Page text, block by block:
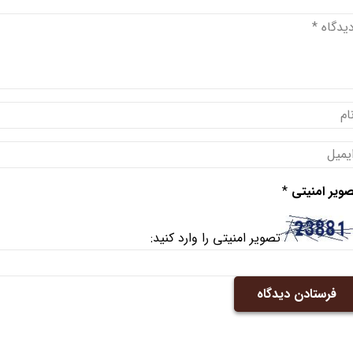
امنیتی *
تصویر امنیتی را وارد کنید:
فرستادن دیدگاه